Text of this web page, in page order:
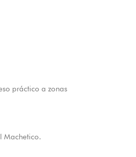
práctico a zonas